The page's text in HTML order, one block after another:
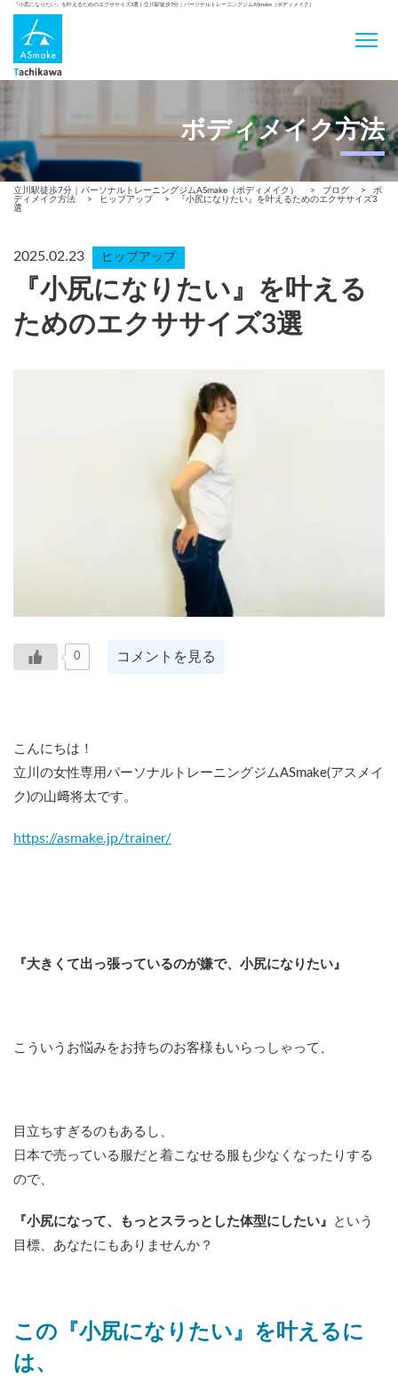
『小尻になりたい』を叶えるためのエクササイズ3選 | 立川駅徒歩7分｜パーソナルトレーニングジムASmake（ボディメイク）
ボディメイク方法
立川駅徒歩7分｜パーソナルトレーニングジムASmake（ボディメイク） > ブログ >
ボ
ディメイク方法
> ヒップアップ >
『小尻になりたい』を叶えるためのエクササイズ3
選
2025.02.23 ヒップアップ
『小尻になりたい』を叶える
ためのエクササイズ3選
0 コメントを見る
こんにちは！
立川の女性専用パーソナルトレーニングジムASmake(アスメイ
ク)の山﨑将太です。
https://asmake.jp/trainer/
『大きくて出っ張っているのが嫌で、小尻になりたい』
こういうお悩みをお持ちのお客様もいらっしゃって、
目立ちすぎるのもあるし、
日本で売っている服だと着こなせる服も少なくなったりする
ので、
『小尻になって、もっとスラっとした体型にしたい』
という
目標、あなたにもありませんか？
この『小尻になりたい』を叶えるに
は、